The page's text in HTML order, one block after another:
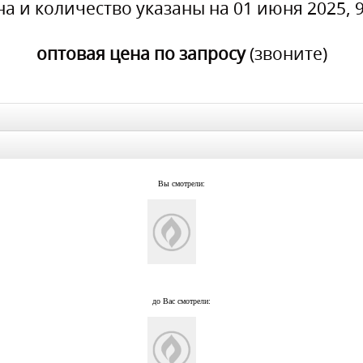
и количество указаны на 01 июня 2025,
оптовая цена по запросу(звоните)
Вы смотрели:
до Вас смотрели: